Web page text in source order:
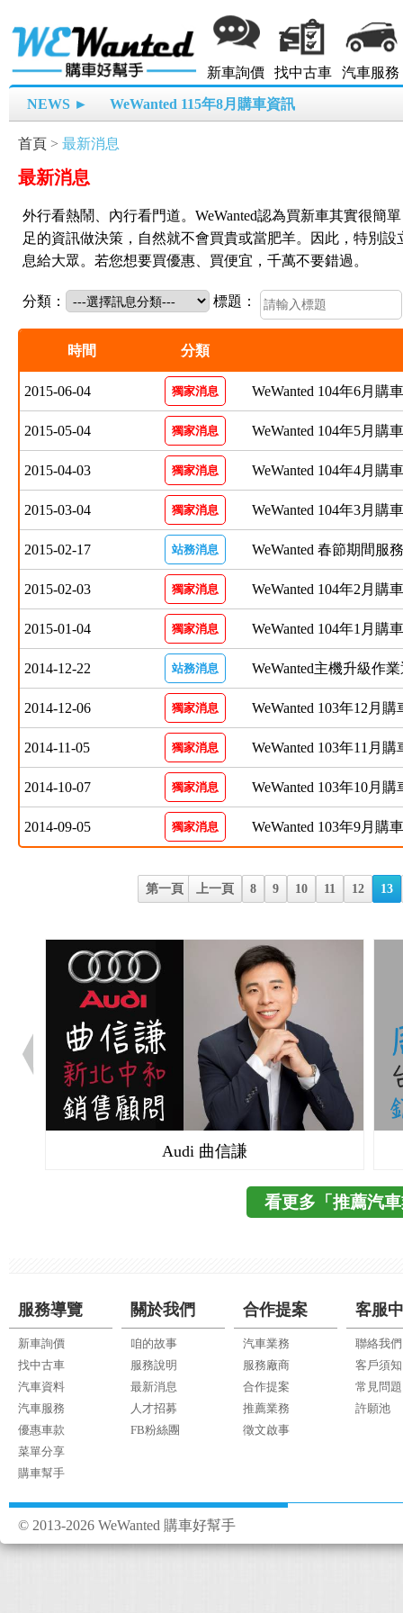
新車詢價 找中古車 汽車服務
NEWS ► WeWanted 115年8月購車資訊
首頁 > 最新消息
最新消息
外行看熱鬧、內行看門道。WeWanted認為買新車其實很簡
足的資訊做決策，自然就不會買貴或當肥羊。因此，特別
息給大眾。若您想要買優惠、買便宜，千萬不要錯過。
分類： 標題：
時間 分類
2015-06-04 獨家消息 WeWanted 104年6月購
2015-05-04 獨家消息 WeWanted 104年5月購
2015-04-03 獨家消息 WeWanted 104年4月購
2015-03-04 獨家消息 WeWanted 104年3月購
2015-02-17 站務消息 WeWanted 春節期間服
2015-02-03 獨家消息 WeWanted 104年2月購
2015-01-04 獨家消息 WeWanted 104年1月購
2014-12-22 站務消息 WeWanted主機升級作
2014-12-06 獨家消息 WeWanted 103年12月購
2014-11-05 獨家消息 WeWanted 103年11月購
2014-10-07 獨家消息 WeWanted 103年10月購
2014-09-05 獨家消息 WeWanted 103年9月購
第一頁 上一頁 8 9 10 11 12 13
Audi 曲信謙
看更多「推薦汽
服務導覽
新車詢價
找中古車
汽車資料
汽車服務
優惠車款
菜單分享
購車幫手
關於我們
咱的故事
服務說明
最新消息
人才招募
FB粉絲團
合作提案
汽車業務
服務廠商
合作提案
推薦業務
徵文啟事
客服
聯絡我們
客戶須知
常見問題
許願池
© 2013-2026 WeWanted 購車好幫手